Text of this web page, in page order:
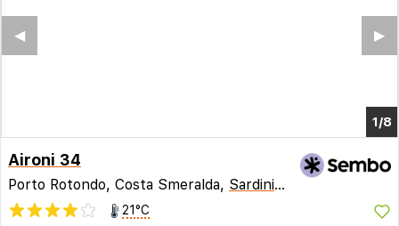
1/4
▶︎
◀︎
Aironi 34
Porto Rotondo, Costa Smeralda, Sardinien
21°C